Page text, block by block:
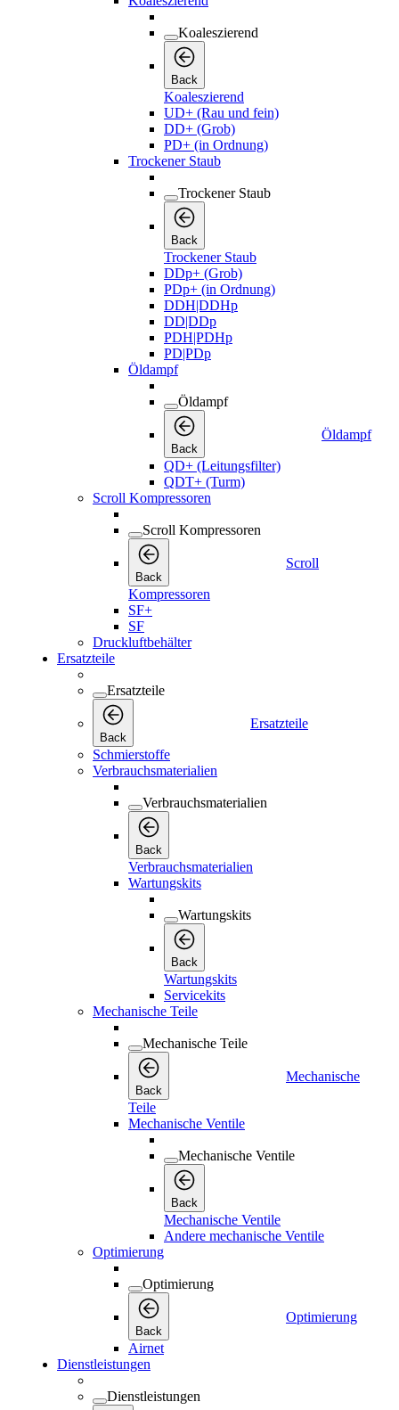
Koaleszierend
Back
Koaleszierend
UD+ (Rau und fein)
DD+ (Grob)
PD+ (in Ordnung)
Trockener Staub
Trockener Staub
Back
Trockener Staub
DDp+ (Grob)
PDp+ (in Ordnung)
DDH|DDHp
DD|DDp
PDH|PDHp
PD|PDp
Öldampf
Öldampf
Back
Öldampf
QD+ (Leitungsfilter)
QDT+ (Turm)
Scroll Kompressoren
Scroll Kompressoren
Back
Scroll
Kompressoren
SF+
SF
Druckluftbehälter
Ersatzteile
Ersatzteile
Back
Ersatzteile
Schmierstoffe
Verbrauchsmaterialien
Verbrauchsmaterialien
Back
Verbrauchsmaterialien
Wartungskits
Wartungskits
Back
Wartungskits
Servicekits
Mechanische Teile
Mechanische Teile
Back
Mechanische
Teile
Mechanische Ventile
Mechanische Ventile
Back
Mechanische Ventile
Andere mechanische Ventile
Optimierung
Optimierung
Back
Optimierung
Airnet
Dienstleistungen
Dienstleistungen